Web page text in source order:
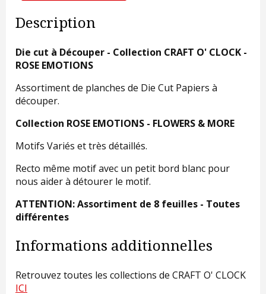
Description
Die cut à Découper - Collection CRAFT O' CLOCK -
ROSE EMOTIONS
Assortiment de planches de Die Cut Papiers à
découper.
Collection ROSE EMOTIONS - FLOWERS & MORE
Motifs Variés et très détaillés.
Recto même motif avec un petit bord blanc pour
nous aider à détourer le motif.
ATTENTION: Assortiment de 8 feuilles - Toutes
différentes
Informations additionnelles
Retrouvez toutes les collections de CRAFT O' CLOCK
ICI